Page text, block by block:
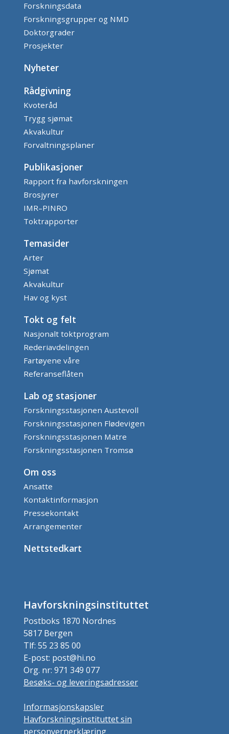
Forskningsdata
Forskningsgrupper og NMD
Doktorgrader
Prosjekter
Nyheter
Rådgivning
Kvoteråd
Trygg sjømat
Akvakultur
Forvaltningsplaner
Publikasjoner
Rapport fra havforskningen
Brosjyrer
IMR–PINRO
Toktrapporter
Temasider
Arter
Sjømat
Akvakultur
Hav og kyst
Tokt og felt
Nasjonalt toktprogram
Rederiavdelingen
Fartøyene våre
Referanseflåten
Lab og stasjoner
Forskningsstasjonen Austevoll
Forskningsstasjonen Flødevigen
Forskningsstasjonen Matre
Forskningsstasjonen Tromsø
Om oss
Ansatte
Kontaktinformasjon
Pressekontakt
Arrangementer
Nettstedkart
Havforskningsinstituttet
Postboks 1870 Nordnes
5817 Bergen
Tlf: 55 23 85 00
E-post: post@hi.no
Org. nr: 971 349 077
Besøks- og leveringsadresser
Informasjonskapsler
Havforskningsinstituttet sin
personvernerklæring